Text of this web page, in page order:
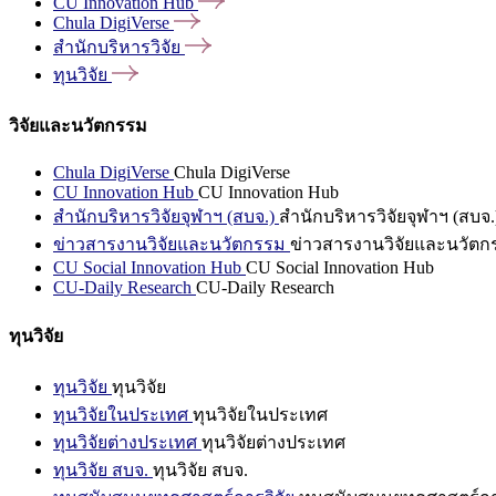
Chula DigiVerse
สำนักบริหารวิจัย
ทุนวิจัย
วิจัยและนวัตกรรม
Chula DigiVerse Chula DigiVerse
CU Innovation Hub CU Innovation Hub
สำนักบริหารวิจัยจุฬาฯ (สบจ.) สำนักบริหารวิจัยจุฬาฯ (สบจ
ข่าวสารงานวิจัยและนวัตกรรม ข่าวสารงานวิจัยและนวัตก
CU Social Innovation Hub CU Social Innovation Hub
CU-Daily Research CU-Daily Research
ทุนวิจัย
ทุนวิจัย ทุนวิจัย
ทุนวิจัยในประเทศ ทุนวิจัยในประเทศ
ทุนวิจัยต่างประเทศ ทุนวิจัยต่างประเทศ
ทุนวิจัย สบจ. ทุนวิจัย สบจ.